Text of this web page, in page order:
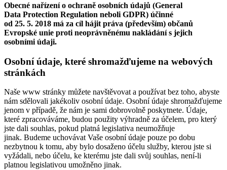
Obecné nařízení o ochraně osobních údajů (General
Data Protection Regulation neboli GDPR) účinné
od 25. 5. 2018 má za cíl hájit práva (především) občanů
Evropské unie proti neoprávněnému nakládání s jejich
osobními údaji.
Osobní údaje, které shromažďujeme na webových
stránkách
Naše www stránky můžete navštěvovat a používat bez toho, abyste
nám sdělovali jakékoliv osobní údaje. Osobní údaje shromažďujeme
jenom v případě, že nám je sami dobrovolně poskytnete. Údaje,
které zpracováváme, budou použity výhradně za účelem, pro který
jste dali souhlas, pokud platná legislativa neumožňuje
jinak. Budeme uchovávat Vaše osobní údaje pouze po dobu
nezbytnou k tomu, aby bylo dosaženo účelu služby, kterou jste si
vyžádali, nebo účelu, ke kterému jste dali svůj souhlas, není-li
platnou legislativou umožněno jinak.